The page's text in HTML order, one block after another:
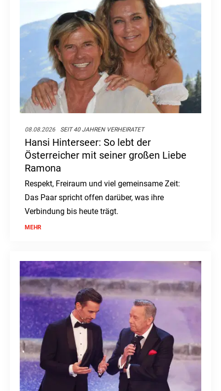
08.08.2026 SEIT 40 JAHREN VERHEIRATET
Hansi Hinterseer: So lebt der
Österreicher mit seiner großen Liebe
Ramona
Respekt, Freiraum und viel gemeinsame Zeit:
Das Paar spricht offen darüber, was ihre
Verbindung bis heute trägt.
MEHR